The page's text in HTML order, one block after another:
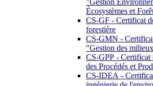
"Gestion
Écosystèmes et
CS-GF - Certificat
forestière
CS-GMN -
"Gestion des
CS-GPP - Certificat
des Procédés et
CS-IDEA -